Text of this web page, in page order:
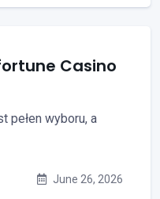
Casino
pełen wyboru, a
June 26, 2026